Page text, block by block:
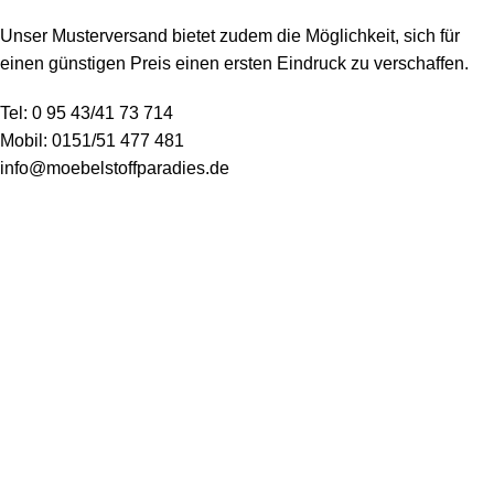
Unser Musterversand bietet zudem die Möglichkeit, sich für
einen günstigen Preis einen ersten Eindruck zu verschaffen.
Tel: 0 95 43/41 73 714
Mobil: 0151/51 477 481
info@moebelstoffparadies.de